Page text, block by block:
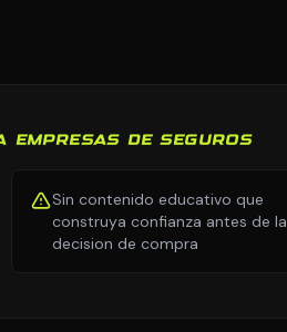
EMPRESAS DE SEGUROS
Sin contenido educativo que
construya confianza antes de la
decision de compra